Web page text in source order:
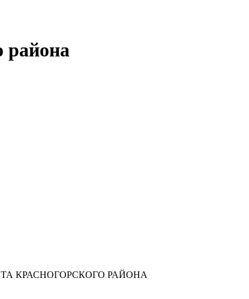
района
БЮДЖЕТА КРАСНОГОРСКОГО РАЙОНА